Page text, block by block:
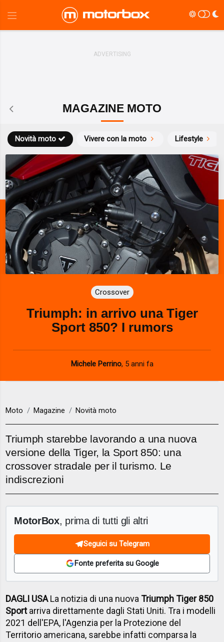
MAGAZINE MOTO
Novità moto Vivere con la moto Lifestyle
Crossover
Triumph: in arrivo una Tiger
Sport 850? I rumors
Michele Perrino, 5 anni fa
Moto Magazine Novità moto
Triumph starebbe lavorando a una nuova
versione della Tiger, la Sport 850: una
crossover stradale per il turismo. Le
indiscrezioni
MotorBox, prima di tutti gli altri
Seguici su Telegram
Fonte preferita su Google
DAGLI USALa notizia di una nuovaTriumph Tiger 850
Sportarriva direttamente dagli Stati Uniti. Tra i modelli
2021 dell'EPA, l'Agenzia per la Protezione del
Territorio americana, sarebbe infatti comparsa la